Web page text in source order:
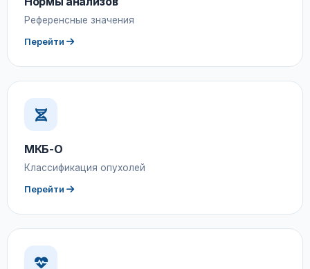
Референсные значения
Перейти
МКБ-О
Классификация опухолей
Перейти